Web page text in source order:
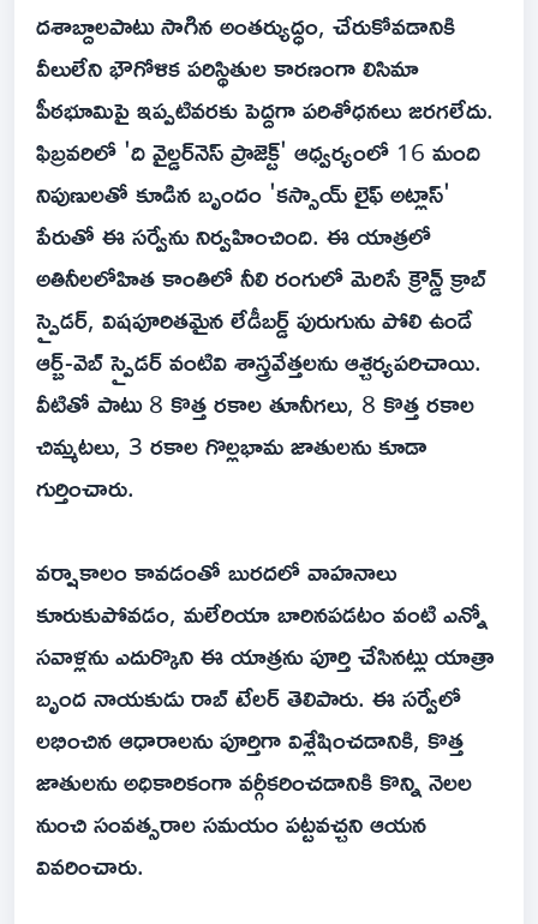
దశాబ్దాలపాటు సాగిన అంతర్యుద్ధం, చేరుకోవడానికి
వీలులేని భౌగోళిక పరిస్థితుల కారణంగా లిసిమా
పీఠభూమిపై ఇప్పటివరకు పెద్దగా పరిశోధనలు జరగలేదు.
ఫిబ్రవరిలో 'ది వైల్డర్‌నెస్ ప్రాజెక్ట్' ఆధ్వర్యంలో 16 మంది
నిపుణులతో కూడిన బృందం 'కస్సాయ్ లైఫ్ అట్లాస్'
పేరుతో ఈ సర్వేను నిర్వహించింది. ఈ యాత్రలో
అతినీలలోహిత కాంతిలో నీలి రంగులో మెరిసే క్రౌన్డ్ క్రాబ్
స్పైడర్, విషపూరితమైన లేడీబర్డ్ పురుగును పోలి ఉండే
ఆర్బ్-వెబ్ స్పైడర్ వంటివి శాస్త్రవేత్తలను ఆశ్చర్యపరిచాయి.
వీటితో పాటు 8 కొత్త రకాల తూనీగలు, 8 కొత్త రకాల
చిమ్మటలు, 3 రకాల గొల్లభామ జాతులను కూడా
గుర్తించారు.
వర్షాకాలం కావడంతో బురదలో వాహనాలు
కూరుకుపోవడం, మలేరియా బారినపడటం వంటి ఎన్నో
సవాళ్లను ఎదుర్కొని ఈ యాత్రను పూర్తి చేసినట్లు యాత్రా
బృంద నాయకుడు రాబ్ టేలర్ తెలిపారు. ఈ సర్వేలో
లభించిన ఆధారాలను పూర్తిగా విశ్లేషించడానికి, కొత్త
జాతులను అధికారికంగా వర్గీకరించడానికి కొన్ని నెలల
నుంచి సంవత్సరాల సమయం పట్టవచ్చని ఆయన
వివరించారు.